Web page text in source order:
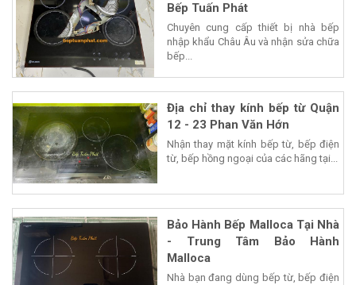
Bếp Tuấn Phát
Chuyên cung cấp thiết bị nhà bếp
nhập khẩu Châu Âu và nhận sửa chữa
bếp...
Địa chỉ thay kính bếp từ Quận
12 - 23 Phan Văn Hớn
Nhận thay mặt kính bếp từ, bếp điện
từ, bếp hồng ngoại của các hãng tại...
Bảo Hành Bếp Malloca Tại Nhà
- Trung Tâm Bảo Hành
Malloca
Nhà bạn đang dùng bếp từ, bếp điện